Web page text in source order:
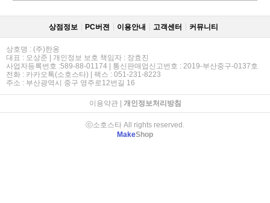
상점정보 PC버젼 이용안내 고객센터 커뮤니티
상호명 : (주)한옹
대표 : 오상준 | 개인정보 보호 책임자 : 장효진
사업자등록번호 :589-88-01174 | 통신판매업신고번호 : 2019-부산중구-0137호
전화 : 카카오톡(소호스타) | 팩스 : 051-231-8223
주소 : 부산광역시 중구 영주로12번길 16
이용약관| 개인정보처리방침
ⓒ소호스타 All rights reserved.
MakeShop